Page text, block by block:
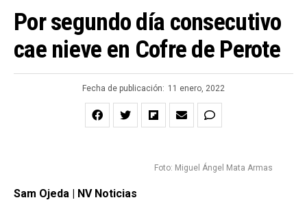
Por segundo día consecutivo
cae nieve en Cofre de Perote
Fecha de publicación: 11 enero, 2022
Foto: Miguel Ángel Mata Armas
Sam Ojeda | NV Noticias